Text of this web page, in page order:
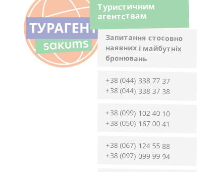
Туристичним
агентствам
Запитання стосовно
наявних і майбутніх
бронювань
+38 (044) 338 77 37
+38 (044) 338 37 38
+38 (099) 102 40 10
+38 (050) 167 00 41
+38 (067) 124 55 88
+38 (097) 099 99 94